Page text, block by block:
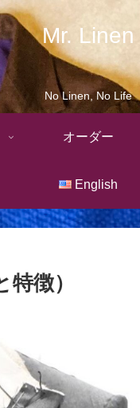
Mr. Linen
No Linen, No Life
オーダー
English
徴）